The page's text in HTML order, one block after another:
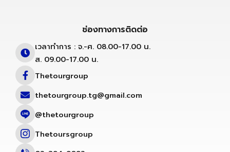
ช่องทางการติดต่อ
เวลาทำการ : จ.-ศ. 08.00-17.00 น.
ส. 09.00-17.00 น.
Thetourgroup
thetourgroup.tg@gmail.com
@thetourgroup
Thetoursgroup